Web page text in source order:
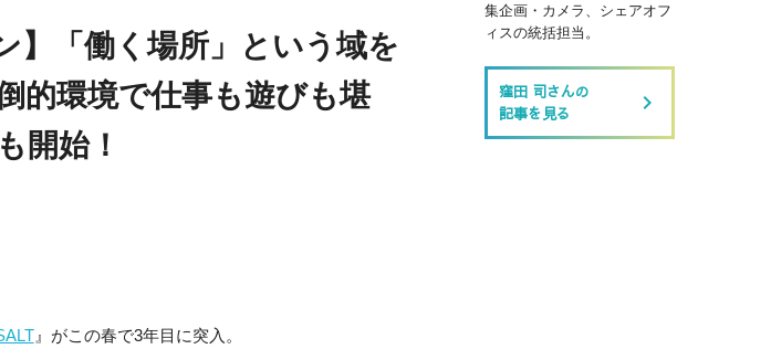
】「働く場所」という域を
的環境で仕事も遊びも堪
開始！
』がこの春で3年目に突入。
集企画・カメラ、シェアオフ
ィスの統括担当。
窪田 司さんの
記事を見る
keyboard_arrow_right